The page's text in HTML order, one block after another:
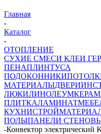
Главная
-
Каталог
-
ОТОПЛЕНИЕ
СУХИЕ СМЕСИ КЛЕИ
ПЕНАПЛИНТУСА
ПОДОКОННИКИ
МАТЕРИАЛЫДВЕРИ
ЛЮКИЛИНОЛЕУМ
ПЛИТКАЛАМИНАТ
КУХНИ
ПОЛЫПАНЕЛИ
-Конвектор электрический